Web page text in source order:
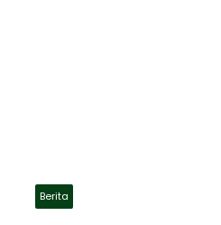
Berita